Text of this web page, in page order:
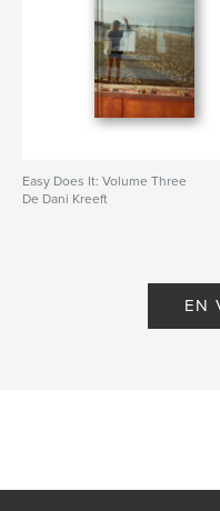
Easy Does It: Volume Three
De Dani Kreeft
EN